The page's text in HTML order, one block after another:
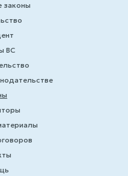
законы
ВС